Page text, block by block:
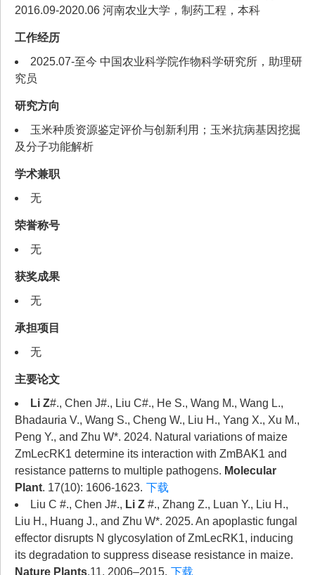
2016.09-2020.06 河南农业大学，制药工程，本科
工作经历
2025.07-至今 中国农业科学院作物科学研究所，助理研
究员
研究方向
玉米种质资源鉴定评价与创新利用；玉米抗病基因挖掘
及分子功能解析
学术兼职
无
荣誉称号
无
获奖成果
无
承担项目
无
主要论文
Li Z#., Chen J#., Liu C#., He S., Wang M., Wang L.,
Bhadauria V., Wang S., Cheng W., Liu H., Yang X., Xu M.,
Peng Y., and Zhu W*. 2024. Natural variations of maize
ZmLecRK1 determine its interaction with ZmBAK1 and
resistance patterns to multiple pathogens. Molecular
Plant. 17(10): 1606-1623. 下载
Liu C #., Chen J#., Li Z #., Zhang Z., Luan Y., Liu H.,
Liu H., Huang J., and Zhu W*. 2025. An apoplastic fungal
effector disrupts N glycosylation of ZmLecRK1, inducing
its degradation to suppress disease resistance in maize.
Nature Plants.11, 2006–2015. 下载